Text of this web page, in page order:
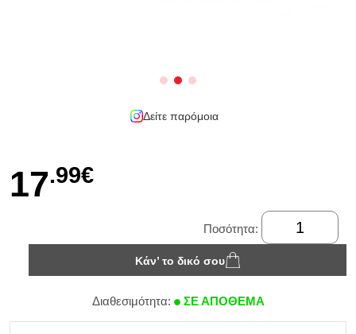
Δείτε παρόμοια
17.99€
Ποσότητα:
Κάν’ το δικό σου
Διαθεσιμότητα: ΣΕ ΑΠΟΘΕΜΑ